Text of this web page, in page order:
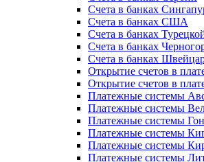
Счета в банках
Счета в банках США
Счета в банках
Счета в банках
Счета в банках
Открытие счетов в
Открытие счетов в
Платежные системы
Платежные системы
Платежные системы
Платежные системы
Платежные системы
Платежные системы